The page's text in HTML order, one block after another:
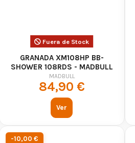
Fuera de Stock
GRANADA XM108HP BB-
SHOWER 108RDS - MADBULL
MADBULL
84,90 €
Ver
-10,00 €